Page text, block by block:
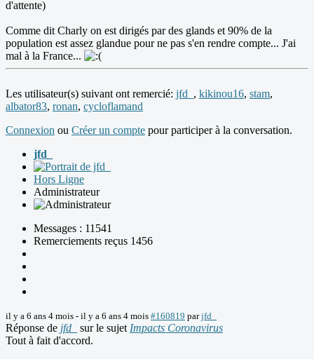
d'attente)
Comme dit Charly on est dirigés par des glands et 90% de la
population est assez glandue pour ne pas s'en rendre compte... J'ai
mal à la France...
Les utilisateur(s) suivant ont remercié: jfd_ , kikinou16, stam,
albator83, ronan, cycloflamand
Connexion ou Créer un compte pour participer à la conversation.
jfd_
Hors Ligne
Administrateur
Messages : 11541
Remerciements reçus 1456
il y a 6 ans 4 mois - il y a 6 ans 4 mois #160819 parjfd_
Réponse de jfd_ sur le sujet Impacts Coronavirus
Tout à fait d'accord.